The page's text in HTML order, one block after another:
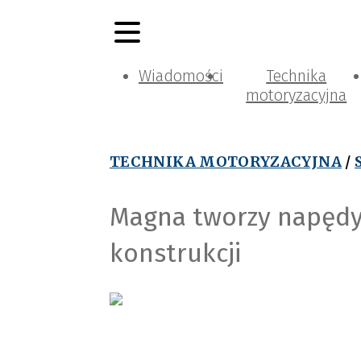
Wiadomości
Technika
motoryzacyjna
TECHNIKA MOTORYZACYJNA /
Magna tworzy
konstrukcji